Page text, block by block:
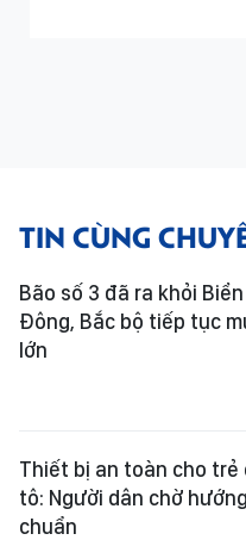
TIN CÙNG
Bão số 3 đã ra khỏi Biển
Đông, Bắc bộ tiếp tục
lớn
Thiết bị an toàn cho trẻ
tô: Người dân chờ
chuẩn